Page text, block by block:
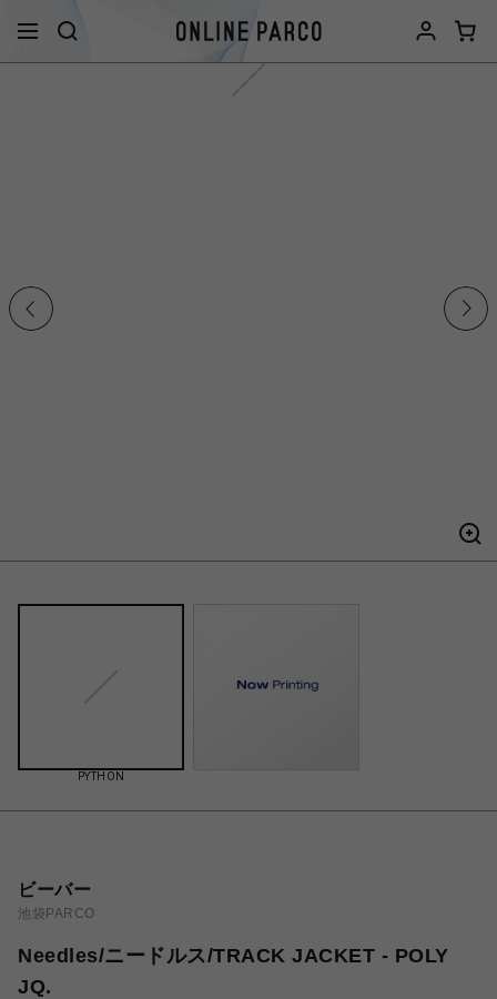
PYTHON
ビーバー
池袋PARCO
Needles/ニードルス/TRACK JACKET - POLY
JQ.